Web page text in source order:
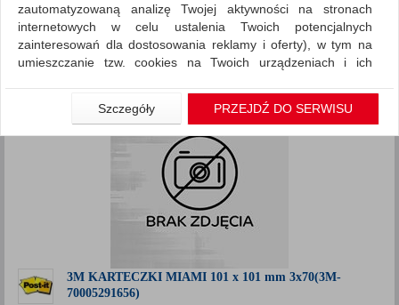
Sortuj po Standardowe
Siatka Lista
3M KARTECZKI MIAMI 101 x 101 mm 3x70(3M-
70005291656)
zautomatyzowaną analizę Twojej aktywności na stronach
internetowych w celu ustalenia Twoich potencjalnych
zainteresowań dla dostosowania reklamy i oferty), w tym na
umieszczanie tzw. cookies na Twoich urządzeniach i ich
Jeśli nie chcesz wyrazić zgody lub ograniczyć jej zakres, kliknij
„Szczegóły”, gdzie znajdziesz wszelkie informacje o tym jak to
zrobić . Te same informacje znajdziesz także na podstronie z
naszą polityką prywatności obowiązującą od 25 maja 2018.
W przypadku użytkowników zalogowanych, aby umożliwić
prawidłową realizację Umowy z Państwem i związane z tym
prawidłowe działanie naszej strony www, a w szczególności
czy cenach indywidualnych, ważna jest Państwa wcześniejsza
zgoda której udzieliliście podczas zakładania konta.
Szczegóły PRZEJDŹ DO SERWISU